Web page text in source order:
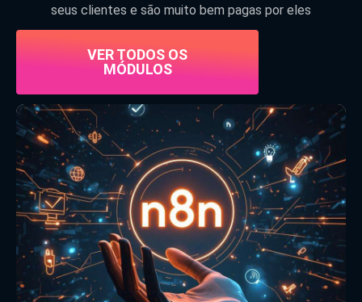
VER TODOS OS
MÓDULOS
seus clientes e são muito bem pagas por eles